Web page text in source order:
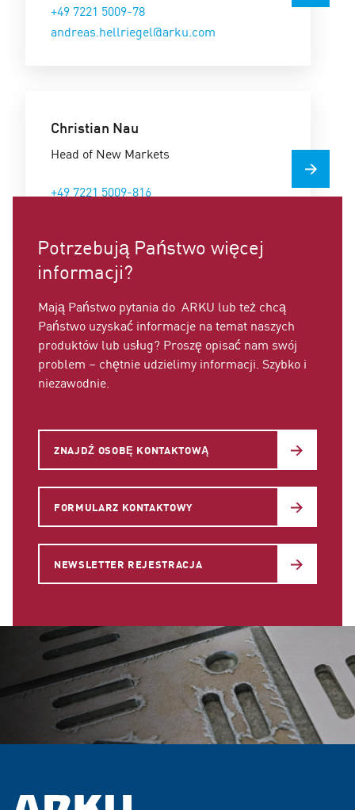
+49 7221 5009-78
andreas.hellriegel@arku.com
Christian Nau
Head of New Markets
+49 7221 5009-816
Potrzebują Państwo więcej
informacji?
Mają Państwo pytania do ARKU lub też chcą
Państwo uzyskać informacje na temat naszych
produktów lub usług? Proszę opisać nam swój
problem – chętnie udzielimy informacji. Szybko i
niezawodnie.
ZNAJDŹ OSOBĘ KONTAKTOWĄ
FORMULARZ KONTAKTOWY
NEWSLETTER REJESTRACJA